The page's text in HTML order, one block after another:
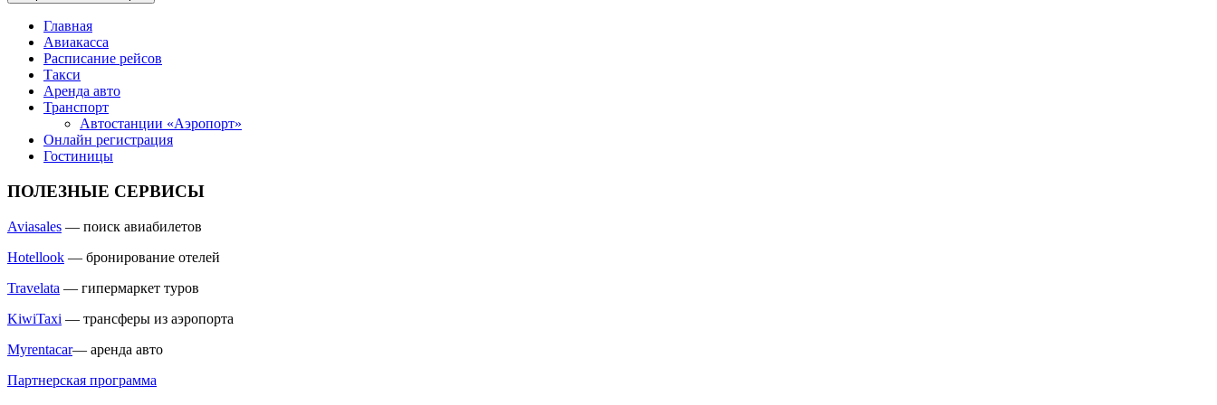
Главная
Авиакасса
Расписание рейсов
Такси
Аренда авто
Транспорт
Автостанции «Аэропорт»
Онлайн регистрация
Гостиницы
ПОЛЕЗНЫЕ СЕРВИСЫ
Aviasales — поиск авиабилетов
Hotellook — бронирование отелей
Travelata — гипермаркет туров
KiwiTaxi — трансферы из аэропорта
Myrentacar— аренда авто
Партнерская программа